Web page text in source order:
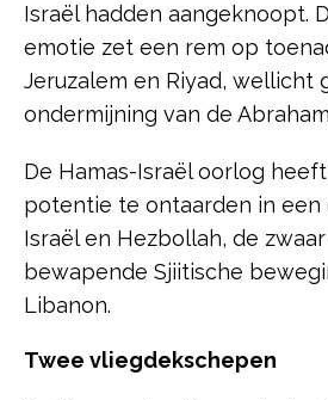
Israël hadden aangeknoopt.
emotie zet een rem op
Jeruzalem en Riyad, wellicht
ondermijning van de
De Hamas-Israël oorlog
potentie te ontaarden in een
Israël en Hezbollah, de
bewapende Sjiitische
Libanon.
Twee vliegdekschepen